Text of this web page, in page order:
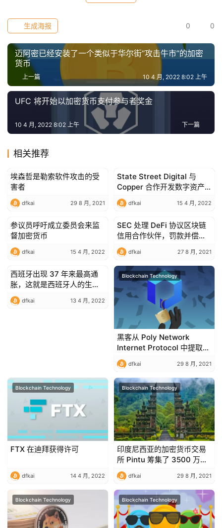
0 0
生成海报
迈阿密已经安装了一个类似于华尔街“攻击牛市”的加密
货币
上一篇 10 4 月, 2022 8:02 上午
UFC 将开始以加密货币支付参与者奖金
下一篇
10 4 月, 2022 8:02 上午
相关推荐
Blockchain Technology
埃森哲是勒索软件攻击的受
害者
dfkai 29 8 月, 2021
Blockchain Technology
State Street Digital 与
Copper 合作开发数字资产
托管技术 – Ledger Insights
dfkai 15 4 月, 2022
Blockchain Technology
参议员呼吁成立委员会来监
督加密货币
dfkai 15 4 月, 2022
Blockchain Technology
SEC 处理 DeFi 协议区块链
信用合作伙伴，罚款并偿还
1280 万美元
dfkai 27 8 月, 2021
Blockchain Technology
西班牙出现 37 年来最高通
胀，这就是西班牙人的生活
方式
dfkai 13 4 月, 2022
Blockchain Technology
黑客从 Poly Network
Internet Protocol 中提取了
6.11 亿美元
dfkai 29 8 月, 2021
Blockchain Technology
FTX 在迪拜获得许可
dfkai 14 4 月, 2022
Blockchain Technology
印度尼西亚的加密货币交易
所 Pintu 筹集了 3500 万美
元
dfkai 29 8 月, 2021
Blockchain Technology Blockchain Technology